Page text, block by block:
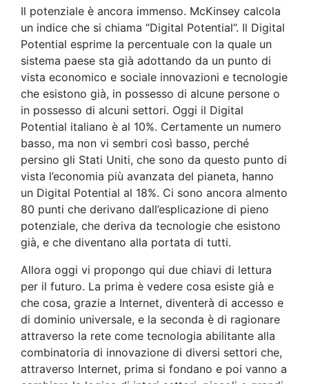
Il potenziale è ancora immenso. McKinsey calcola
un indice che si chiama “Digital Potential”. Il Digital
Potential esprime la percentuale con la quale un
sistema paese sta già adottando da un punto di
vista economico e sociale innovazioni e tecnologie
che esistono già, in possesso di alcune persone o
in possesso di alcuni settori. Oggi il Digital
Potential italiano è al 10%. Certamente un numero
basso, ma non vi sembri così basso, perché
persino gli Stati Uniti, che sono da questo punto di
vista l’economia più avanzata del pianeta, hanno
un Digital Potential al 18%. Ci sono ancora almento
80 punti che derivano dall’esplicazione di pieno
potenziale, che deriva da tecnologie che esistono
già, e che diventano alla portata di tutti.
Allora oggi vi propongo qui due chiavi di lettura
per il futuro. La prima è vedere cosa esiste già e
che cosa, grazie a Internet, diventerà di accesso e
di dominio universale, e la seconda è di ragionare
attraverso la rete come tecnologia abilitante alla
combinatoria di innovazione di diversi settori che,
attraverso Internet, prima si fondano e poi vanno a